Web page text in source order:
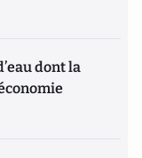
dont la